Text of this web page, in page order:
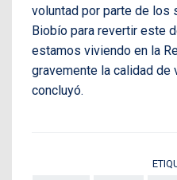
voluntad por parte de
Biobío para revertir este
estamos viviendo en la
gravemente la calidad de
concluyó.